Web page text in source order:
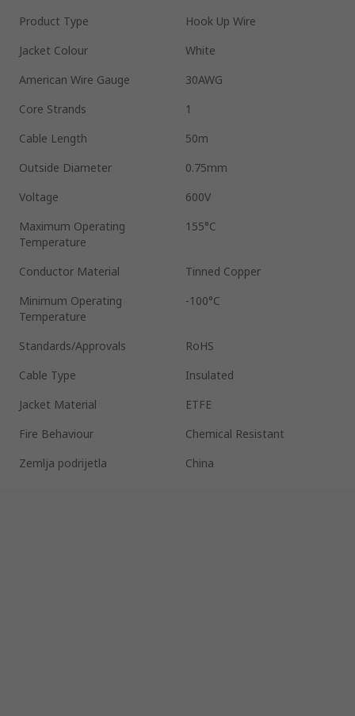
Product Type
Hook Up Wire
Jacket Colour
White
American Wire Gauge
30AWG
Core Strands
1
Cable Length
50m
Outside Diameter
0.75mm
Voltage
600V
Maximum Operating
Temperature
155°C
Conductor Material
Tinned Copper
Minimum Operating
Temperature
-100°C
Standards/Approvals
RoHS
Cable Type
Insulated
Jacket Material
ETFE
Fire Behaviour
Chemical Resistant
Zemlja podrijetla
China